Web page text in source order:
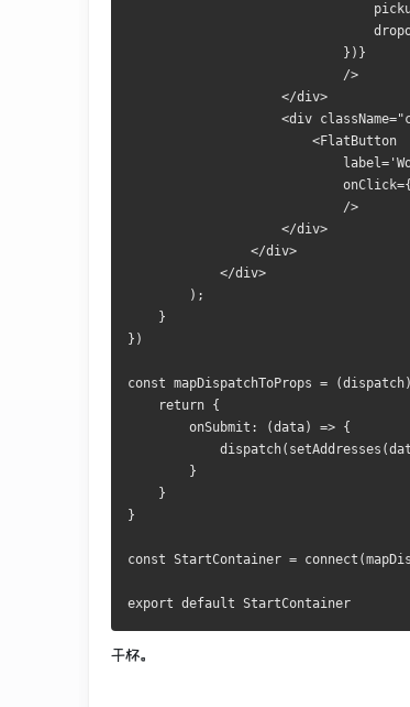
                            })}
                            />
                    </div>
<div
                        <FlatButton
                            />
                    </div>
                </div>
            </div>
        );
    }
})
const mapDispatchToProps =
    return {
        onSubmit: (data) => {
        }
    }
}
const StartContainer =
export default StartContainer
干杯。